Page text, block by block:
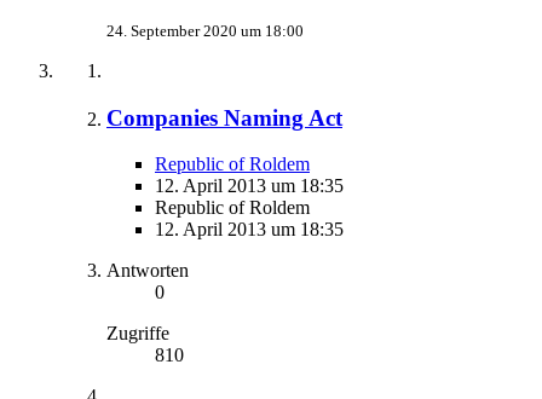
24. September 2020 um 18:00
Companies Naming Act
Republic of Roldem
12. April 2013 um 18:35
Republic of Roldem
12. April 2013 um 18:35
Antworten
0
Zugriffe
810